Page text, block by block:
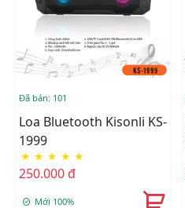
Đã bán: 101
Loa Bluetooth Kisonli KS-
1999
★ ★ ★ ★ ★
250.000 đ
Mới 100%